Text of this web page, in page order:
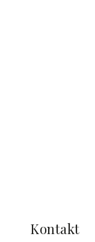
Kontakt